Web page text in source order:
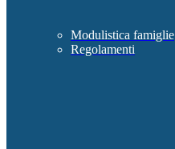
Modulistica famiglie
Regolamenti